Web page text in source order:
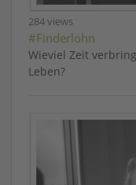
284 views
#Finderlohn
Wieviel Zeit
Leben?